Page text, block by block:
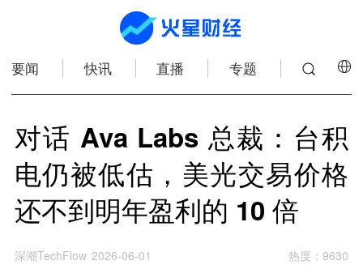
要闻 快讯 直播 专题
对话 Ava Labs 总裁：台积
电仍被低估，美光交易价格
还不到明年盈利的 10 倍
深潮TechFlow 2026-06-01 热度 ：9630